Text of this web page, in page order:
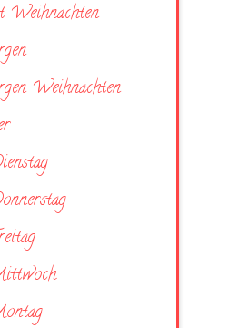
Weihnachten
Weihnachten